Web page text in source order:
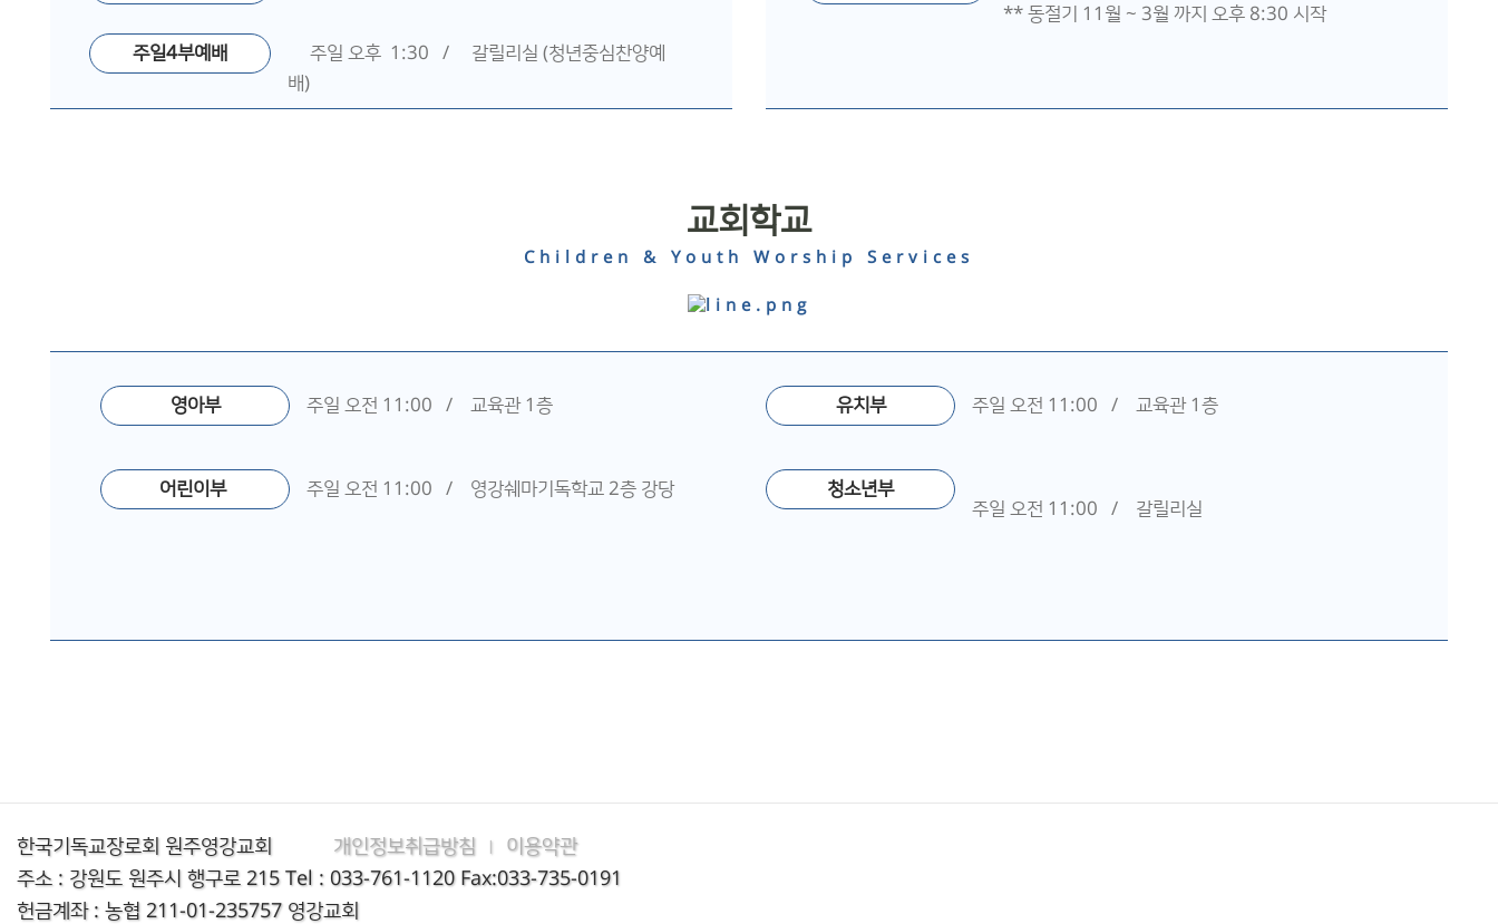
주일4부예배
주일 오후 1:30 / 갈릴리실 (청년중심찬양예
배)
** 동절기 11월 ~ 3월 까지 오후 8:30 시작
교회학교
Children & Youth Worship Services
영아부 주일 오전 11:00 / 교육관 1층 유치부 주일 오전 11:00 / 교육관 1층
어린이부 주일 오전 11:00 / 영강쉐마기독학교 2층 강당
청소년부
주일 오전 11:00 / 갈릴리실
한국기독교장로회 원주영강교회 개인정보취급방침
이용약관
주소 : 강원도 원주시 행구로 215 Tel : 033-761-1120 Fax:033-735-0191
헌금계좌 : 농협 211-01-235757 영강교회